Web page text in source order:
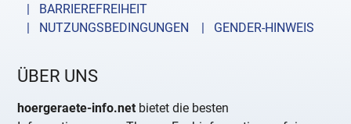
| BARRIEREFREIHEIT
| NUTZUNGSBEDINGUNGEN
| GENDER-HINWEIS
ÜBER UNS
hoergeraete-info.net bietet die besten